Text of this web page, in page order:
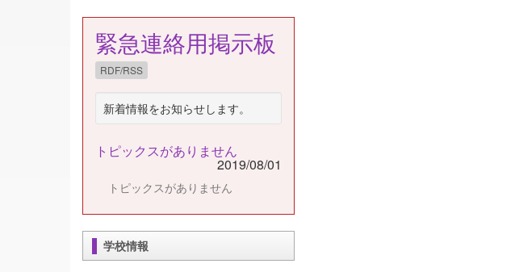
緊急連絡用掲示板
RDF/RSS
新着情報をお知らせします。
トピックスがありません
2019/08/01
トピックスがありません
学校情報